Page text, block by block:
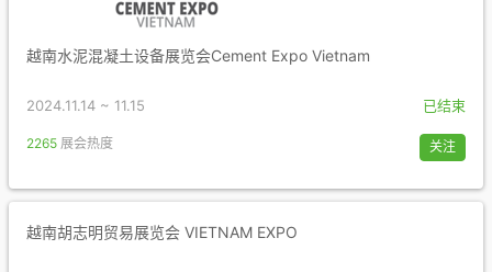
越南水泥混凝土设备展览会Cement Expo Vietnam
2024.11.14 ~ 11.15 已结束
2265 展会热度 关注
越南胡志明贸易展览会 VIETNAM EXPO